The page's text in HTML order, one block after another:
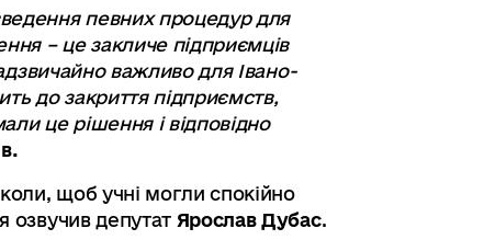
певних процедур для
– це закличе підприємців
важливо для Івано-
до закриття підприємств,
це рішення і відповідно
щоб учні могли спокійно
озвучив депутат Ярослав Дубас.